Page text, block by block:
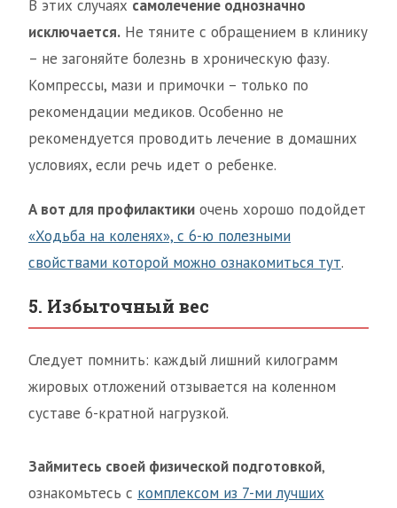
В этих случаях самолечение однозначно
исключается. Не тяните с обращением в клинику
– не загоняйте болезнь в хроническую фазу.
Компрессы, мази и примочки – только по
рекомендации медиков. Особенно не
рекомендуется проводить лечение в домашних
условиях, если речь идет о ребенке.
А вот для профилактики очень хорошо подойдет
«Ходьба на коленях», с 6-ю полезными
свойствами которой можно ознакомиться тут.
5. Избыточный вес
Следует помнить: каждый лишний килограмм
жировых отложений отзывается на коленном
суставе 6-кратной нагрузкой.
Займитесь своей физической подготовкой,
ознакомьтесь с комплексом из 7-ми лучших